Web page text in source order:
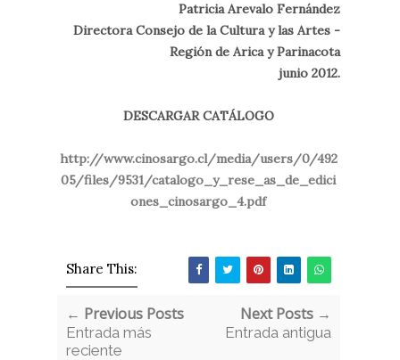
Patricia Arevalo Fernández
Directora Consejo de la Cultura y las Artes -
Región de Arica y Parinacota
junio 2012.
DESCARGAR CATÁLOGO
http://www.cinosargo.cl/media/users/0/492
05/files/9531/catalogo_y_rese_as_de_edici
ones_cinosargo_4.pdf
Share This:
← Previous Posts
Entrada más
reciente
Next Posts →
Entrada antigua